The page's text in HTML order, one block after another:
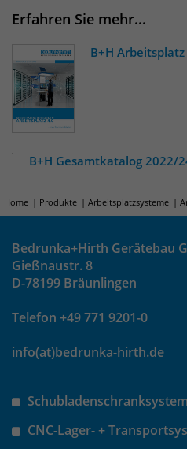
Erfahren Sie mehr...
B+H
B+H Gesamtkatalog 2022/
Home Produkte Arbeitsplatzsysteme
Bedrunka+Hirth Gerätebau
Gießnaustr. 8
D-78199 Bräunlingen
Telefon +49 771 9201-0
info(at)bedrunka-hirth.de
CNC-Lager- +